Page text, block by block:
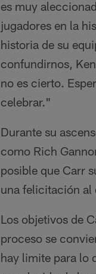
es muy
jugadores en la
historia de su
confundirnos,
no es cierto.
celebrar."
Durante su
como Rich
posible que Carr
una felicitación al
Los objetivos de
proceso se
hay limite para lo